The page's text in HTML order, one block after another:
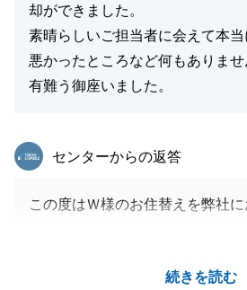
却ができました。
素晴らしいご担当者に会えて本当
悪かったところなど何もありませ
有難う御座いました。
続きを読む
東急リバブル
センターからの返答
この度はＷ様のお住替えを弊社
W様の温かいお人柄のおかげで、